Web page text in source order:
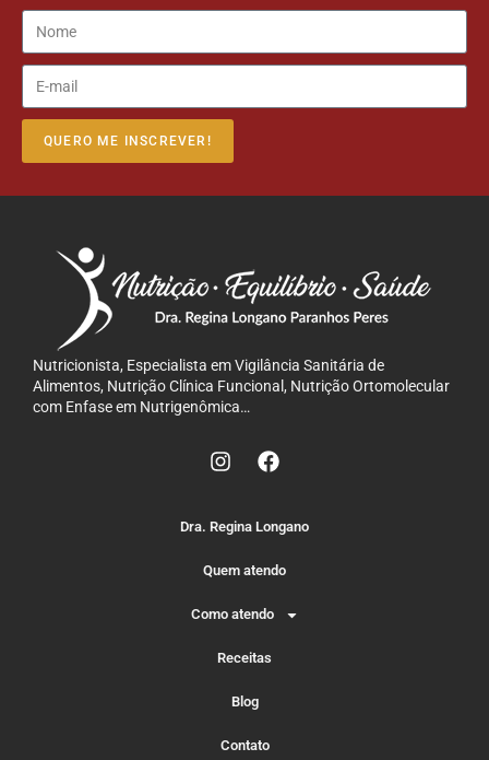
QUERO ME INSCREVER!
Nutricionista, Especialista em Vigilância Sanitária de
Alimentos, Nutrição Clínica Funcional, Nutrição Ortomolecular
com Enfase em Nutrigenômica…
Dra. Regina Longano
Quem atendo
Como atendo
Receitas
Blog
Contato